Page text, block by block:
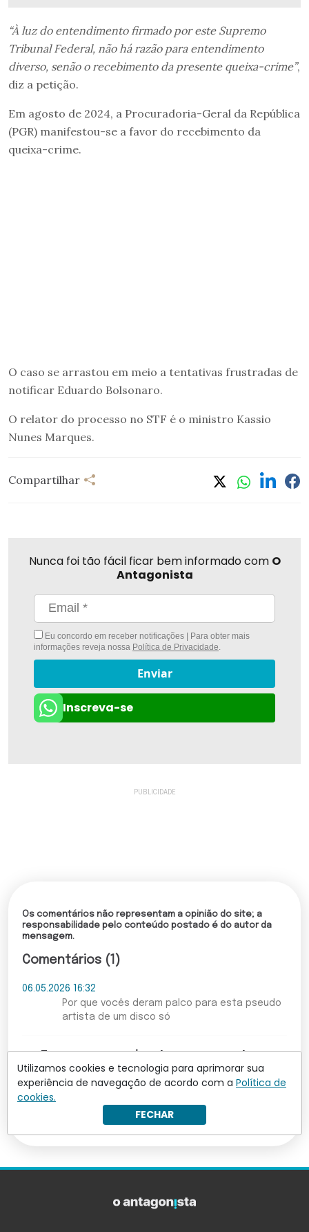
“À luz do entendimento firmado por este Supremo
Tribunal Federal, não há razão para entendimento
diverso, senão o recebimento da presente queixa-crime”,
diz a petição.
Em agosto de 2024, a Procuradoria-Geral da República
(PGR) manifestou-se a favor do recebimento da
queixa-crime.
O caso se arrastou em meio a tentativas frustradas de
notificar Eduardo Bolsonaro.
O relator do processo no STF é o ministro Kassio
Nunes Marques.
Compartilhar
Nunca foi tão fácil ficar bem informado com O
Antagonista
Eu concordo em receber notificações | Para obter mais
informações reveja nossa Política de Privacidade
Enviar
Inscreva-se
Os comentários não representam a opinião do site; a
responsabilidade pelo conteúdo postado é do autor da
mensagem.
Comentários (1)
06.05.2026 16:32
Por que vocês deram palco para esta pseudo
artista de um disco só
Torne-se um assinante para comentar
Leia mais comentários
Utilizamos cookies e tecnologia para aprimorar sua
experiência de navegação de acordo com a Política de
cookies.
FECHAR